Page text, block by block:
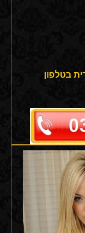
בטלפון